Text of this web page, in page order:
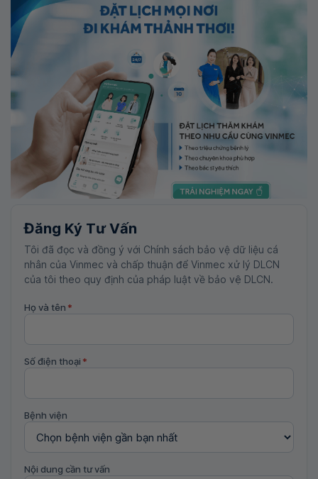
Đăng Ký Tư Vấn
Tôi đã đọc và đồng ý với Chính sách bảo vệ dữ liệu cá
nhân của Vinmec và chấp thuận để Vinmec xử lý DLCN
của tôi theo quy định của pháp luật về bảo vệ DLCN.
Họ và tên *
Số điện thoại *
Bệnh viện
Nội dung cần tư vấn